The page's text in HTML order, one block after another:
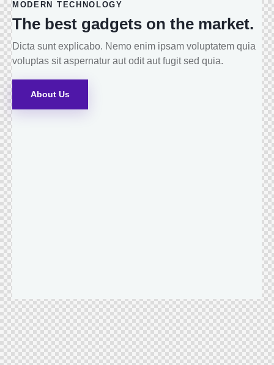
MODERN TECHNOLOGY
The best gadgets on the market.
Dicta sunt explicabo. Nemo enim ipsam voluptatem quia
voluptas sit aspernatur aut odit aut fugit sed quia.
About Us